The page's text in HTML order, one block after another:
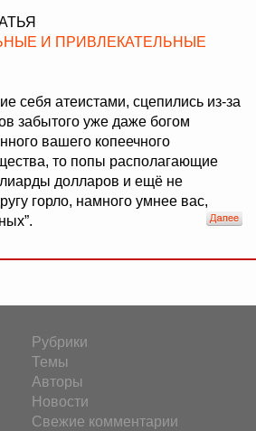
И ПРИВЛЕКАТЕЛЬНЫЕ
себя атеистами, сцепились из-за
забытого уже даже богом
вашего копеечного
то попы располагающие
долларов и ещё не
горло, намного умнее вас,
Рубрики
Темы
Авторы
Новости
Свежие комментарии